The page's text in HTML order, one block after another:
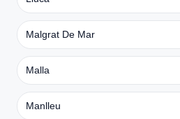
Malgrat De Mar
Malla
Manlleu